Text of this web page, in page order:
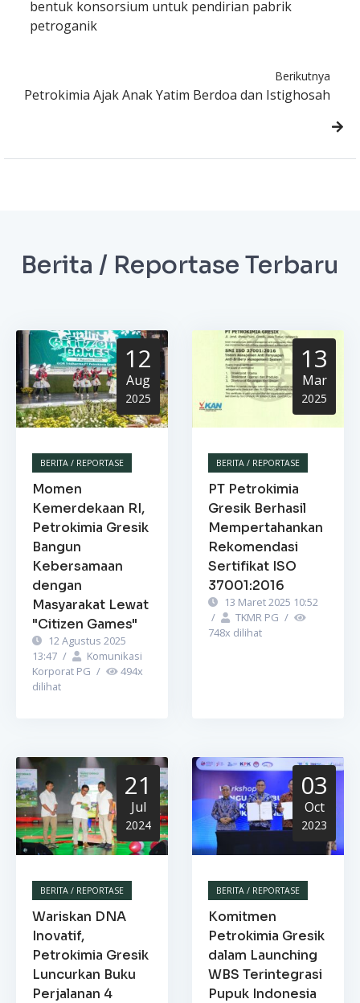
bentuk konsorsium untuk pendirian pabrik
petroganik
Berikutnya
Petrokimia Ajak Anak Yatim Berdoa dan Istighosah
Berita / Reportase Terbaru
12
Aug
2025
BERITA / REPORTASE
Momen
Kemerdekaan RI,
Petrokimia Gresik
Bangun
Kebersamaan
dengan
Masyarakat Lewat
"Citizen Games"
12 Agustus 2025
13:47 /
Komunikasi
Korporat PG / 494x
dilihat
13
Mar
2025
BERITA / REPORTASE
PT Petrokimia
Gresik Berhasil
Mempertahankan
Rekomendasi
Sertifikat ISO
37001:2016
13 Maret 2025 10:52
/
TKMR PG /
748x dilihat
21
Jul
2024
BERITA / REPORTASE
Wariskan DNA
Inovatif,
Petrokimia Gresik
Luncurkan Buku
Perjalanan 4
03
Oct
2023
BERITA / REPORTASE
Komitmen
Petrokimia Gresik
dalam Launching
WBS Terintegrasi
Pupuk Indonesia